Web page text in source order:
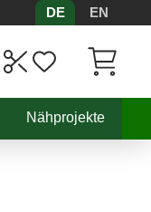
DE
EN
Nähprojekte